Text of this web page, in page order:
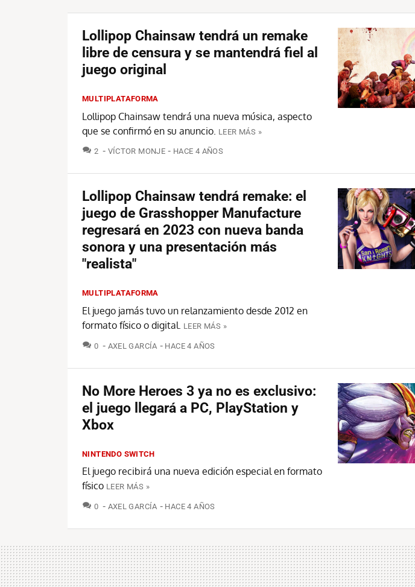
Lollipop Chainsaw tendrá un remake
libre de censura y se mantendrá fiel al
juego original
MULTIPLATAFORMA
Lollipop Chainsaw tendrá una nueva música, aspecto
que se confirmó en su anuncio. LEER MÁS »
2 COMENTARIOS
VÍCTOR MONJE HACE 4 AÑOS
Lollipop Chainsaw tendrá remake: el
juego de Grasshopper Manufacture
regresará en 2023 con nueva banda
sonora y una presentación más
"realista"
MULTIPLATAFORMA
El juego jamás tuvo un relanzamiento desde 2012 en
formato físico o digital. LEER MÁS »
0 COMENTARIOS
AXEL GARCÍA HACE 4 AÑOS
No More Heroes 3 ya no es exclusivo:
el juego llegará a PC, PlayStation y
Xbox
NINTENDO SWITCH
El juego recibirá una nueva edición especial en formato
físico LEER MÁS »
0 COMENTARIOS
AXEL GARCÍA HACE 4 AÑOS